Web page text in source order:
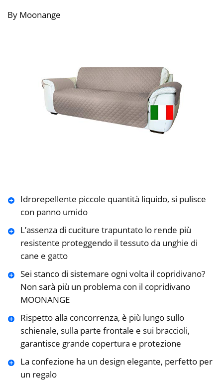
By Moonange
Idrorepellente piccole quantità liquido, si pulisce
con panno umido
L’assenza di cuciture trapuntato lo rende più
resistente proteggendo il tessuto da unghie di
cane e gatto
Sei stanco di sistemare ogni volta il copridivano?
Non sarà più un problema con il copridivano
MOONANGE
Rispetto alla concorrenza, è più lungo sullo
schienale, sulla parte frontale e sui braccioli,
garantisce grande copertura e protezione
La confezione ha un design elegante, perfetto per
un regalo